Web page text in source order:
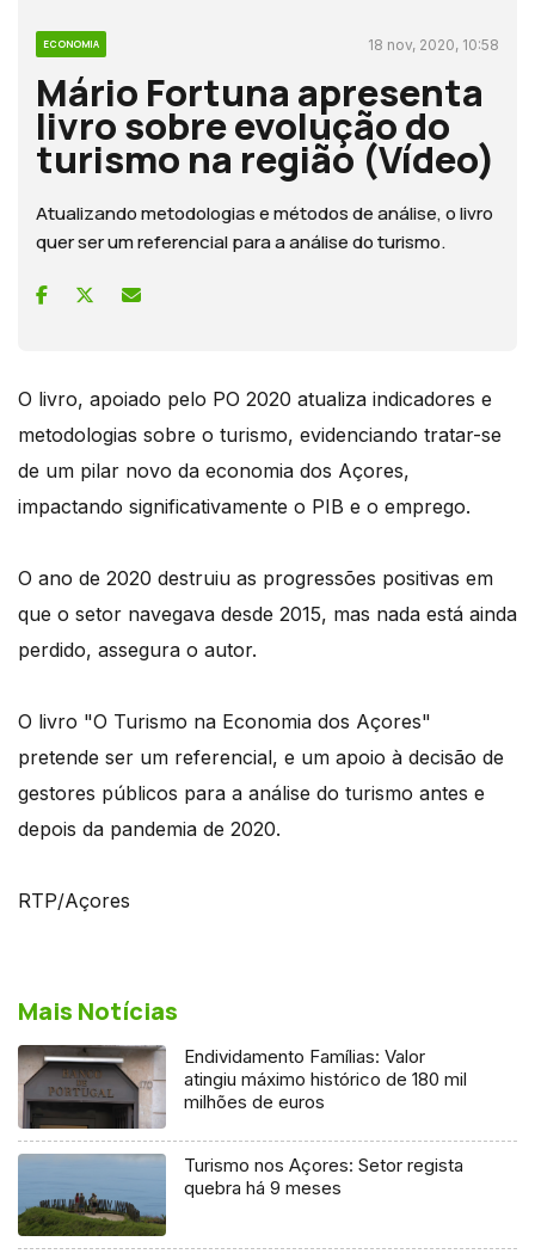
ECONOMIA 18 nov, 2020, 10:58
Mário Fortuna apresenta
livro sobre evolução do
turismo na região (Vídeo)
Atualizando metodologias e métodos de análise, o livro
quer ser um referencial para a análise do turismo.
O livro, apoiado pelo PO 2020 atualiza indicadores e
metodologias sobre o turismo, evidenciando tratar-se
de um pilar novo da economia dos Açores,
impactando significativamente o PIB e o emprego.
O ano de 2020 destruiu as progressões positivas em
que o setor navegava desde 2015, mas nada está ainda
perdido, assegura o autor.
O livro "O Turismo na Economia dos Açores"
pretende ser um referencial, e um apoio à decisão de
gestores públicos para a análise do turismo antes e
depois da pandemia de 2020.
RTP/Açores
Mais Notícias
Endividamento Famílias: Valor
atingiu máximo histórico de 180 mil
milhões de euros
Turismo nos Açores: Setor regista
quebra há 9 meses